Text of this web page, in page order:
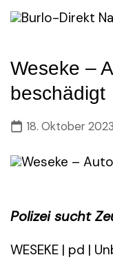
to
Weseke –
beschädigt
18. Oktober 2023
Polizei sucht
WESEKE | pd |